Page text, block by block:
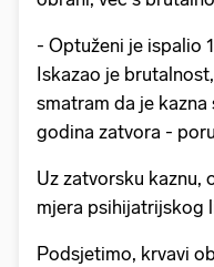
- Optuženi je ispalio
Iskazao je
smatram da je
godina zatvora -
Uz zatvorsku kaznu,
mjera psihijatrijskog
Podsjetimo, krvavi